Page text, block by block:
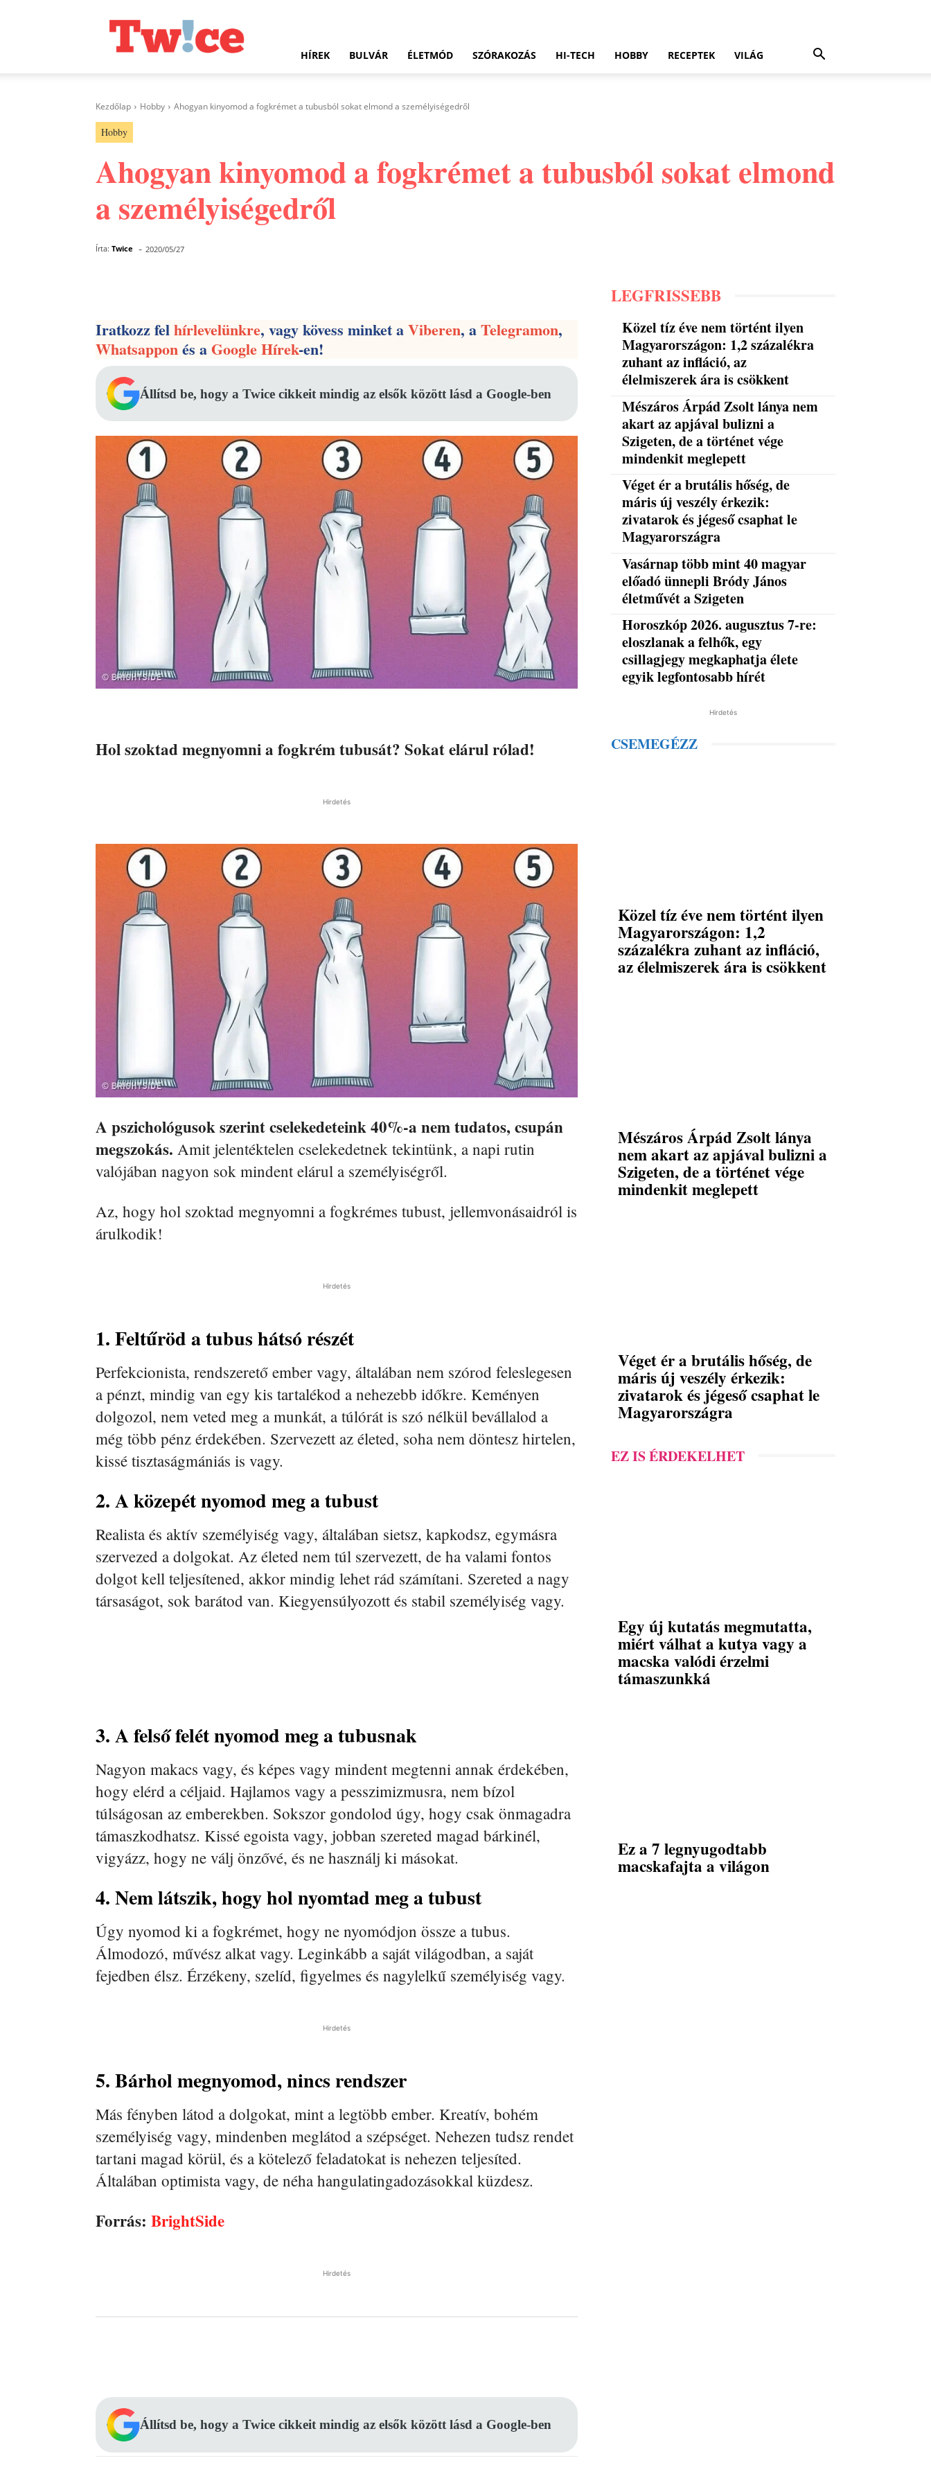
HÍREK BULVÁR ÉLETMÓD SZÓRAKOZÁS HI-TECH HOBBY RECEPTEK VILÁG
Kezdőlap Hobby Ahogyan kinyomod a fogkrémet a tubusból sokat elmond a személyiségedről
Hobby
Ahogyan kinyomod a fogkrémet a tubusból sokat elmond
a személyiségedről
Írta: Twice - 2020/05/27
Iratkozz felhírlevelünkre, vagy kövess minket aViberen, aTelegramon,
Whatsapponés aGoogle Hírek-en!
Állítsd be, hogy a Twice cikkeit mindig az elsők között lásd a Google-ben
Hol szoktad megnyomni a fogkrém tubusát? Sokat elárul rólad!
Hirdetés
A pszichológusok szerint cselekedeteink 40%-a nem tudatos, csupán
megszokás. Amit jelentéktelen cselekedetnek tekintünk, a napi rutin
valójában nagyon sok mindent elárul a személyiségről.
Az, hogy hol szoktad megnyomni a fogkrémes tubust, jellemvonásaidról is
árulkodik!
Hirdetés
1. Feltűröd a tubus hátsó részét
Perfekcionista, rendszerető ember vagy, általában nem szórod feleslegesen
a pénzt, mindig van egy kis tartalékod a nehezebb időkre. Keményen
dolgozol, nem veted meg a munkát, a túlórát is szó nélkül bevállalod a
még több pénz érdekében. Szervezett az életed, soha nem döntesz hirtelen,
kissé tisztaságmániás is vagy.
2. A közepét nyomod meg a tubust
Realista és aktív személyiség vagy, általában sietsz, kapkodsz, egymásra
szervezed a dolgokat. Az életed nem túl szervezett, de ha valami fontos
dolgot kell teljesítened, akkor mindig lehet rád számítani. Szereted a nagy
társaságot, sok barátod van. Kiegyensúlyozott és stabil személyiség vagy.
3. A felső felét nyomod meg a tubusnak
Nagyon makacs vagy, és képes vagy mindent megtenni annak érdekében,
hogy elérd a céljaid. Hajlamos vagy a pesszimizmusra, nem bízol
túlságosan az emberekben. Sokszor gondolod úgy, hogy csak önmagadra
támaszkodhatsz. Kissé egoista vagy, jobban szereted magad bárkinél,
vigyázz, hogy ne válj önzővé, és ne használj ki másokat.
4. Nem látszik, hogy hol nyomtad meg a tubust
Úgy nyomod ki a fogkrémet, hogy ne nyomódjon össze a tubus.
Álmodozó, művész alkat vagy. Leginkább a saját világodban, a saját
fejedben élsz. Érzékeny, szelíd, figyelmes és nagylelkű személyiség vagy.
Hirdetés
5. Bárhol megnyomod, nincs rendszer
Más fényben látod a dolgokat, mint a legtöbb ember. Kreatív, bohém
személyiség vagy, mindenben meglátod a szépséget. Nehezen tudsz rendet
tartani magad körül, és a kötelező feladatokat is nehezen teljesíted.
Általában optimista vagy, de néha hangulatingadozásokkal küzdesz.
Forrás: BrightSide
Hirdetés
Állítsd be, hogy a Twice cikkeit mindig az elsők között lásd a Google-ben
LEGFRISSEBB
Közel tíz éve nem történt ilyen
Magyarországon: 1,2 százalékra
zuhant az infláció, az
élelmiszerek ára is csökkent
Mészáros Árpád Zsolt lánya nem
akart az apjával bulizni a
Szigeten, de a történet vége
mindenkit meglepett
Véget ér a brutális hőség, de
máris új veszély érkezik:
zivatarok és jégeső csaphat le
Magyarországra
Vasárnap több mint 40 magyar
előadó ünnepli Bródy János
életművét a Szigeten
Horoszkóp 2026. augusztus 7-re:
eloszlanak a felhők, egy
csillagjegy megkaphatja élete
egyik legfontosabb hírét
Hirdetés
CSEMEGÉZZ
Közel tíz éve nem történt ilyen
Magyarországon: 1,2
százalékra zuhant az infláció,
az élelmiszerek ára is csökkent
Mészáros Árpád Zsolt lánya
nem akart az apjával bulizni a
Szigeten, de a történet vége
mindenkit meglepett
Véget ér a brutális hőség, de
máris új veszély érkezik:
zivatarok és jégeső csaphat le
Magyarországra
EZ IS ÉRDEKELHET
Egy új kutatás megmutatta,
miért válhat a kutya vagy a
macska valódi érzelmi
támaszunkká
Ez a 7 legnyugodtabb
macskafajta a világon